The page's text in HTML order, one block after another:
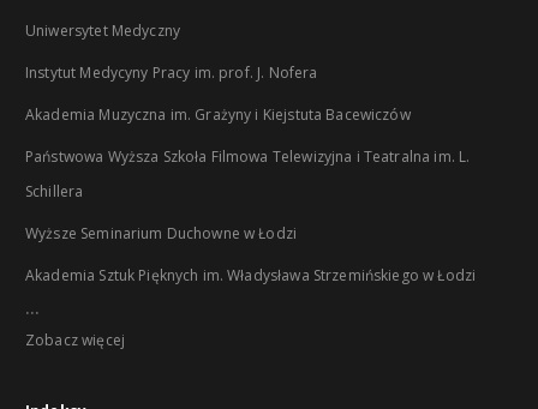
Uniwersytet Medyczny
Instytut Medycyny Pracy im. prof. J. Nofera
Akademia Muzyczna im. Grażyny i Kiejstuta Bacewiczów
Państwowa Wyższa Szkoła Filmowa Telewizyjna i Teatralna im. L.
Schillera
Wyższe Seminarium Duchowne w Łodzi
Akademia Sztuk Pięknych im. Władysława Strzemińskiego w Łodzi
...
Zobacz więcej